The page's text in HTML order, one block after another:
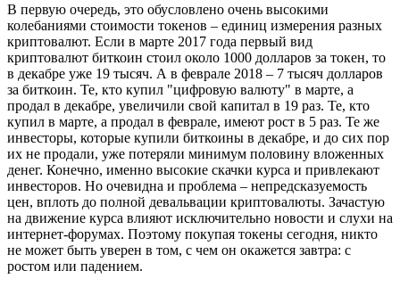
В первую очередь, это обусловлено очень высокими
колебаниями стоимости токенов – единиц измерения разных
криптовалют. Если в марте 2017 года первый вид
криптовалют биткоин стоил около 1000 долларов за токен, то
в декабре уже 19 тысяч. А в феврале 2018 – 7 тысяч долларов
за биткоин. Те, кто купил "цифровую валюту" в марте, а
продал в декабре, увеличили свой капитал в 19 раз. Те, кто
купил в марте, а продал в феврале, имеют рост в 5 раз. Те же
инвесторы, которые купили биткоины в декабре, и до сих пор
их не продали, уже потеряли минимум половину вложенных
денег. Конечно, именно высокие скачки курса и привлекают
инвесторов. Но очевидна и проблема – непредсказуемость
цен, вплоть до полной девальвации криптовалюты. Зачастую
на движение курса влияют исключительно новости и слухи на
интернет-форумах. Поэтому покупая токены сегодня, никто
не может быть уверен в том, с чем он окажется завтра: с
ростом или падением.